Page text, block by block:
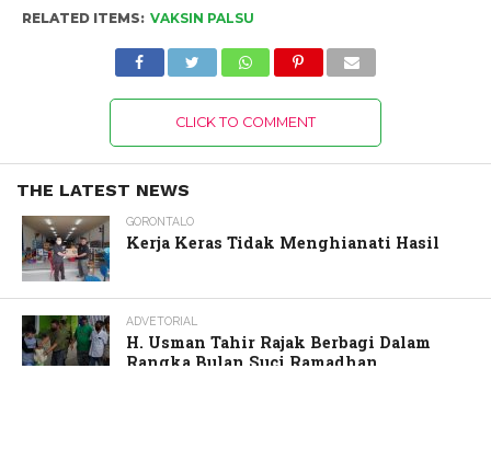
RELATED ITEMS: VAKSIN PALSU
CLICK TO COMMENT
THE LATEST NEWS
GORONTALO
Kerja Keras Tidak Menghianati Hasil
ADVETORIAL
H. Usman Tahir Rajak Berbagi Dalam
Rangka Bulan Suci Ramadhan